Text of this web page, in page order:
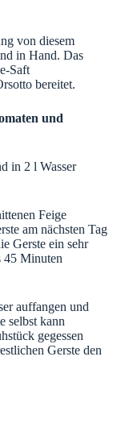
von diesem
in Hand. Das
Saft
bereitet.
und
in 2 l Wasser
Feige
am nächsten Tag
Gerste ein sehr
45 Minuten
auffangen und
selbst kann
gegessen
Gerste den